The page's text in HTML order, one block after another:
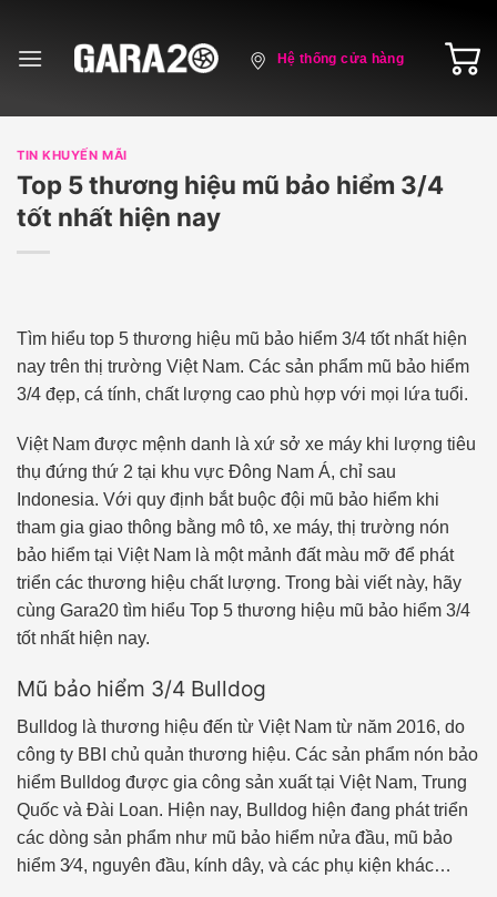
content
Hệ thống cửa hàng
TIN KHUYẾN MÃI
Top 5 thương hiệu mũ bảo hiểm 3/4
tốt nhất hiện nay
Tìm hiểu top 5 thương hiệu mũ bảo hiểm 3/4 tốt nhất hiện
nay trên thị trường Việt Nam. Các sản phẩm mũ bảo hiểm
3/4 đẹp, cá tính, chất lượng cao phù hợp với mọi lứa tuổi.
Việt Nam được mệnh danh là xứ sở xe máy khi lượng tiêu
thụ đứng thứ 2 tại khu vực Đông Nam Á, chỉ sau
Indonesia. Với quy định bắt buộc đội mũ bảo hiểm khi
tham gia giao thông bằng mô tô, xe máy, thị trường nón
bảo hiểm tại Việt Nam là một mảnh đất màu mỡ để phát
triển các thương hiệu chất lượng. Trong bài viết này, hãy
cùng Gara20 tìm hiểu Top 5 thương hiệu mũ bảo hiểm 3/4
tốt nhất hiện nay.
Mũ bảo hiểm 3/4 Bulldog
Bulldog là thương hiệu đến từ Việt Nam từ năm 2016, do
công ty BBI chủ quản thương hiệu. Các sản phẩm nón bảo
hiểm Bulldog được gia công sản xuất tại Việt Nam, Trung
Quốc và Đài Loan. Hiện nay, Bulldog hiện đang phát triển
các dòng sản phẩm như mũ bảo hiểm nửa đầu, mũ bảo
hiểm 3⁄4, nguyên đầu, kính dây, và các phụ kiện khác…